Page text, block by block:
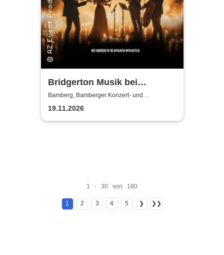
Bridgerton Musik bei
Kerzenschein
Bamberg, Bamberger Konzert- und
Kongresshalle (Hegelsaal)
19.11.2026
1 - 30 von 180
1 2 3 4 5 ❯ ❯❯